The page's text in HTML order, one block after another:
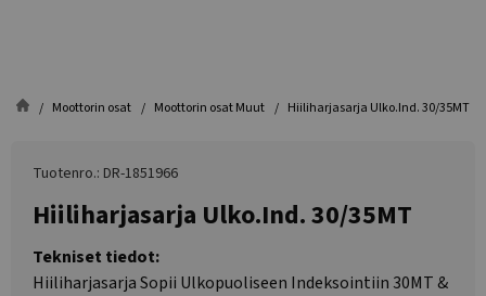
Moottorin osat Moottorin osat Muut Hiiliharjasarja Ulko.Ind. 30/35MT
Tuotenro.: DR-1851966
Hiiliharjasarja Ulko.Ind. 30/35MT
Tekniset tiedot:
Hiiliharjasarja Sopii Ulkopuoliseen Indeksointiin 30MT &